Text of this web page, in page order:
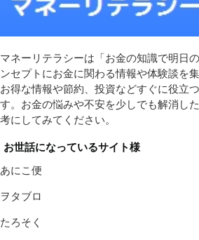
マネーリテラシーは「お金の知識で明日
ンセプトにお金に関わる情報や体験談を
お得な情報や節約、投資などすぐに役立
す。お金の悩みや不安を少しでも解消し
考にしてみてください。
お世話になっているサイト様
あにこ便
ヲタブロ
たろそく